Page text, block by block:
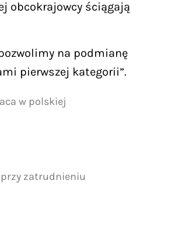
obcokrajowcy ściągają
na podmianę
pierwszej kategorii”.
w polskiej
zatrudnieniu